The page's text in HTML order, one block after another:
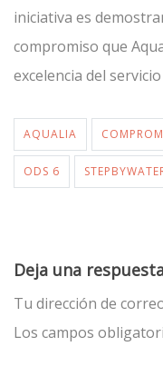
iniciativa es
compromiso que
excelencia del
AQUALIA
ODS 6
Deja una
Tu dirección de
Los campos